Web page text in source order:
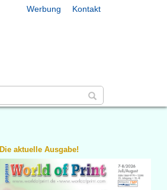
Werbung Kontakt
Die aktuelle Ausgabe!